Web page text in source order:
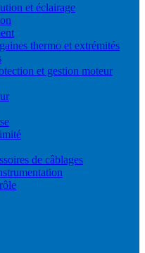
et éclairage
thermo et extrémités
et gestion moteur
de câblages